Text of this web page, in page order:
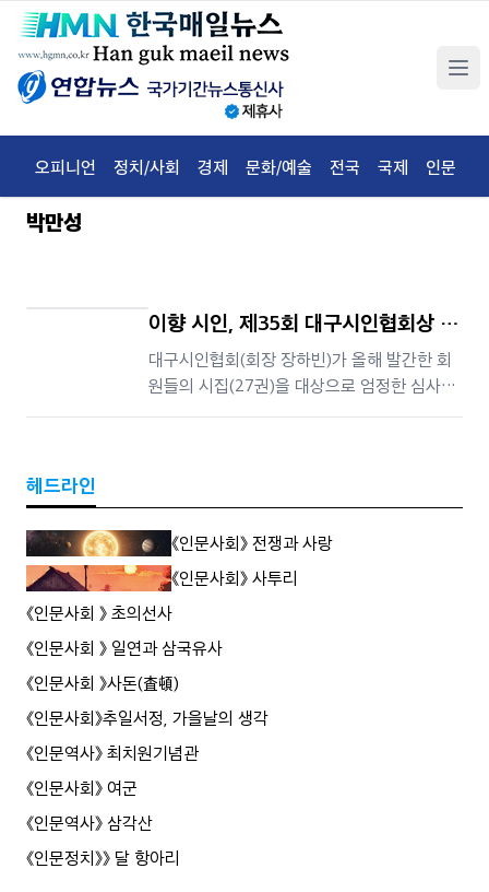
오피니언 정치/사회 경제 문화/예술 전국 국제 인문
박만성
이향 시인, 제35회 대구시인협회상 수
상
대구시인협회(회장 장하빈)가 올해 발간한 회
원들의 시집(27권)을 대상으로 엄정한 심사를
거쳐, 시집『우리는 서로에게 닿을까 봐』를 펴낸
으로 나아감에서 새로운 '진화'의 가능성을
헤드라인
《인문사회》 전쟁과 사랑
《인문사회》 사투리
《인문사회 》 초의선사
《인문사회 》 일연과 삼국유사
《인문사회 》사돈(査頓)
《인문사회》추일서정, 가을날의 생각
《인문역사》 최치원기념관
《인문사회》 여군
《인문역사》 삼각산
《인문정치》》 달 항아리